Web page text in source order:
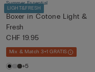
LIGHT&FRESH
Summer Essential
Boxer in Cotone Light &
Fresh
CHF 19.95
Mix & Match 3+1 GRATIS
+5